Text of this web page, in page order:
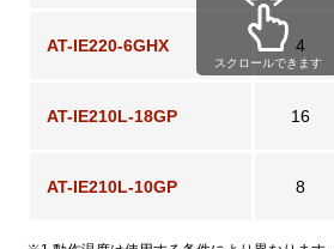
AT-IE220-6GHX 4
AT-IE210L-18GP 16
AT-IE210L-10GP 8
スクロールできます